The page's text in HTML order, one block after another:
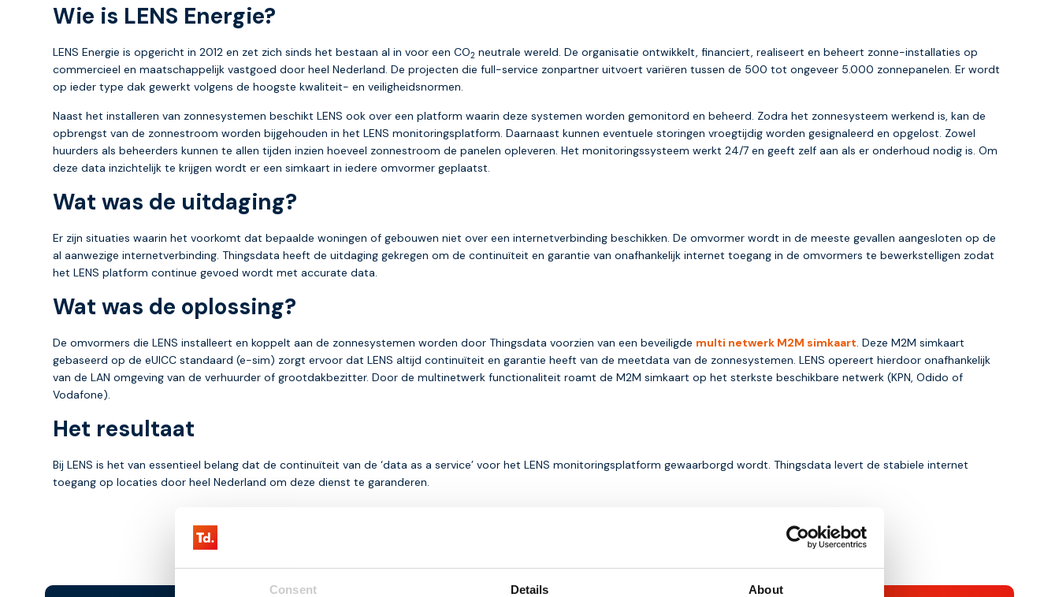
Consent Details About
Wie is LENS Energie?
LENS Energie is opgericht in 2012 en zet zich sinds het bestaan al in voor een CO2 neutrale wereld. De organisatie ontwikkelt, financiert, realiseert en beheert zonne-installaties op
commercieel en maatschappelijk vastgoed door heel Nederland. De projecten die full-service zonpartner uitvoert variëren tussen de 500 tot ongeveer 5.000 zonnepanelen. Er wordt
op ieder type dak gewerkt volgens de hoogste kwaliteit- en veiligheidsnormen.
Naast het installeren van zonnesystemen beschikt LENS ook over een platform waarin deze systemen worden gemonitord en beheerd. Zodra het zonnesysteem werkend is, kan de
opbrengst van de zonnestroom worden bijgehouden in het LENS monitoringsplatform. Daarnaast kunnen eventuele storingen vroegtijdig worden gesignaleerd en opgelost. Zowel
huurders als beheerders kunnen te allen tijden inzien hoeveel zonnestroom de panelen opleveren. Het monitoringssysteem werkt 24/7 en geeft zelf aan als er onderhoud nodig is. Om
deze data inzichtelijk te krijgen wordt er een simkaart in iedere omvormer geplaatst.
Wat was de uitdaging?
Er zijn situaties waarin het voorkomt dat bepaalde woningen of gebouwen niet over een internetverbinding beschikken. De omvormer wordt in de meeste gevallen aangesloten op de
al aanwezige internetverbinding. Thingsdata heeft de uitdaging gekregen om de continuïteit en garantie van onafhankelijk internet toegang in de omvormers te bewerkstelligen zodat
het LENS platform continue gevoed wordt met accurate data.
Wat was de oplossing?
De omvormers die LENS installeert en koppelt aan de zonnesystemen worden door Thingsdata voorzien van een beveiligde multi netwerk M2M simkaart. Deze M2M simkaart
gebaseerd op de eUICC standaard (e-sim) zorgt ervoor dat LENS altijd continuïteit en garantie heeft van de meetdata van de zonnesystemen. LENS opereert hierdoor onafhankelijk
van de LAN omgeving van de verhuurder of grootdakbezitter. Door de multinetwerk functionaliteit roamt de M2M simkaart op het sterkste beschikbare netwerk (KPN, Odido of
Vodafone).
Het resultaat
Bij LENS is het van essentieel belang dat de continuïteit van de ‘data as a service’ voor het LENS monitoringsplatform gewaarborgd wordt. Thingsdata levert de stabiele internet
toegang op locaties door heel Nederland om deze dienst te garanderen.